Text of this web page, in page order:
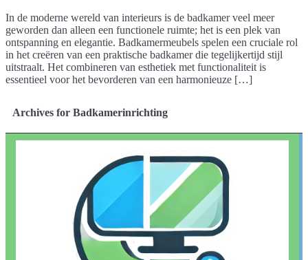
In de moderne wereld van interieurs is de badkamer veel meer
geworden dan alleen een functionele ruimte; het is een plek van
ontspanning en elegantie. Badkamermeubels spelen een cruciale rol
in het creëren van een praktische badkamer die tegelijkertijd stijl
uitstraalt. Het combineren van esthetiek met functionaliteit is
essentieel voor het bevorderen van een harmonieuze […]
Archives for Badkamerinrichting